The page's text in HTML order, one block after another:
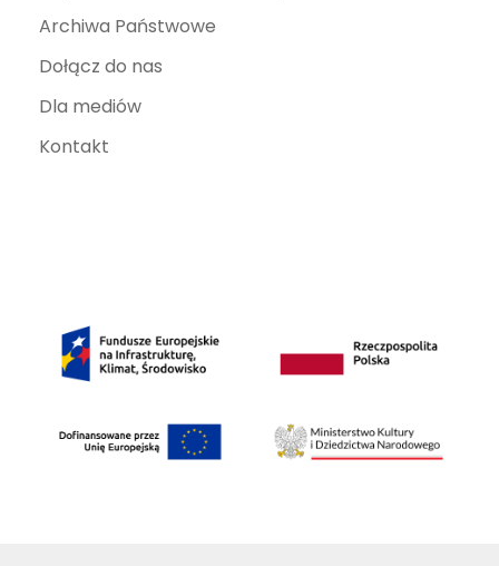
Archiwa Państwowe
Dołącz do nas
Dla mediów
Kontakt